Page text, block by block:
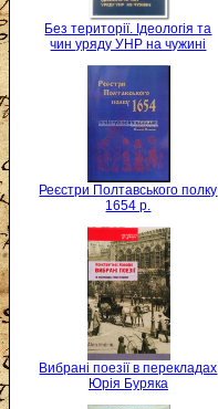
Без території. Ідеологія та
чин уряду УНР на чужині
Реєстри Полтавського полку
1654 р.
Вибрані поезії в перекладах
Юрія Буряка